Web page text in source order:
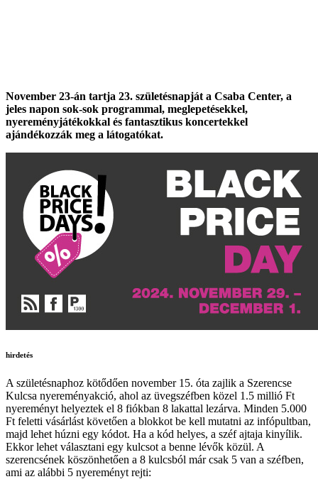
November 23-án tartja 23. születésnapját a Csaba Center, a
jeles napon sok-sok programmal, meglepetésekkel,
nyereményjátékokkal és fantasztikus koncertekkel
ajándékozzák meg a látogatókat.
hirdetés
A születésnaphoz kötődően november 15. óta zajlik a Szerencse
Kulcsa nyereményakció, ahol az üvegszéfben közel 1.5 millió Ft
nyereményt helyeztek el 8 fiókban 8 lakattal lezárva. Minden 5.000
Ft feletti vásárlást követően a blokkot be kell mutatni az infópultban,
majd lehet húzni egy kódot. Ha a kód helyes, a széf ajtaja kinyílik.
Ekkor lehet választani egy kulcsot a benne lévők közül. A
szerencsének köszönhetően a 8 kulcsból már csak 5 van a széfben,
ami az alábbi 5 nyereményt rejti: